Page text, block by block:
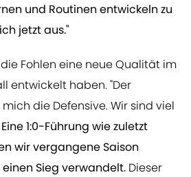
und Routinen entwickeln zu
jetzt aus."
Fohlen eine neue Qualität im
entwickelt haben. "Der
die Defensive. Wir sind viel
Eine 1:0-Führung wie zuletzt
wir vergangene Saison
Sieg verwandelt. Dieser